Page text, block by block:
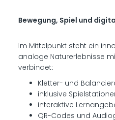
Bewegung, Spiel und
Im Mittelpunkt steht ein
analoge Naturerlebnisse
verbindet:
Kletter- und
inklusive
interaktive
QR-Codes und